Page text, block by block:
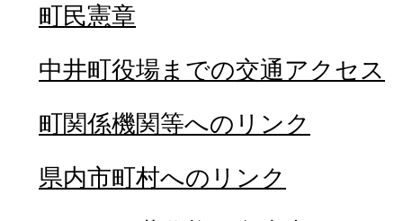
町民憲章
中井町役場までの交通アクセス
町関係機関等へのリンク
県内市町村へのリンク